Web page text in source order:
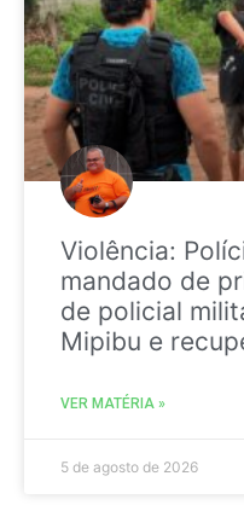
Violência:
mandado de
de policial
Mipibu e
VER MATÉRIA »
5 de agosto de 2026